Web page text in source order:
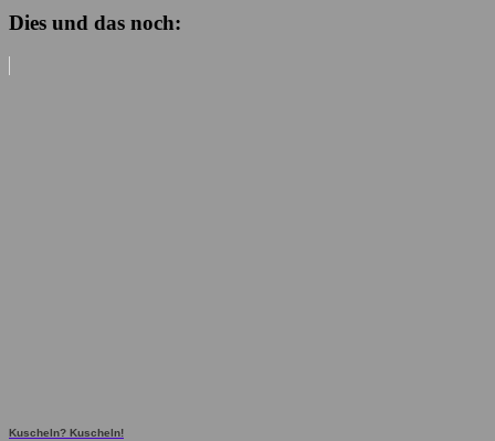
Dies und das noch:
Kuscheln? Kuscheln!